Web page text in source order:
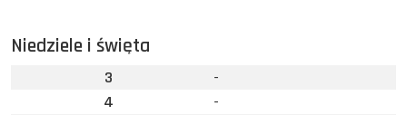
Niedziele i święta
3
-
4
-